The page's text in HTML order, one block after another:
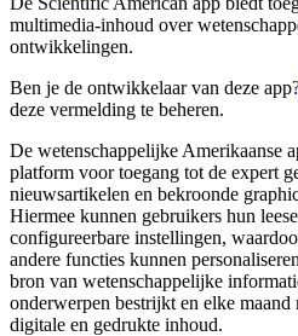
multimedia-inhoud over
ontwikkelingen.
Ben je de ontwikkelaar van deze
deze vermelding te beheren.
De wetenschappelijke Amerikaanse
platform voor toegang tot de expert
nieuwsartikelen en bekroonde
Hiermee kunnen gebruikers hun
configureerbare instellingen,
andere functies kunnen
bron van wetenschappelijke
onderwerpen bestrijkt en elke
digitale en gedrukte inhoud.